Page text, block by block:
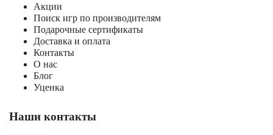
Акции
Поиск игр по производителям
Подарочные сертификаты
Доставка и оплата
Контакты
О нас
Блог
Уценка
Наши контакты